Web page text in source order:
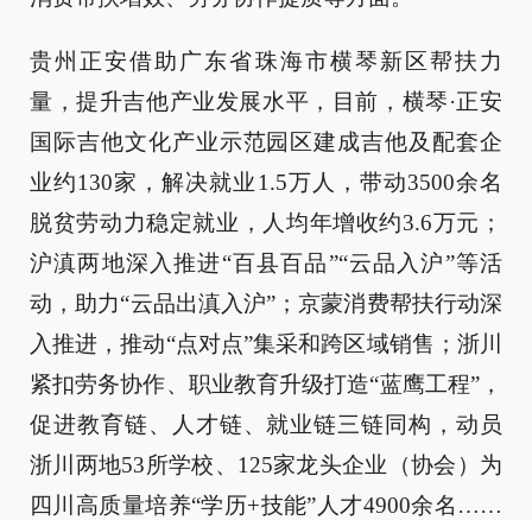
贵州正安借助广东省珠海市横琴新区帮扶力
量，提升吉他产业发展水平，目前，横琴·正安
国际吉他文化产业示范园区建成吉他及配套企
业约130家，解决就业1.5万人，带动3500余名
脱贫劳动力稳定就业，人均年增收约3.6万元；
沪滇两地深入推进“百县百品”“云品入沪”等活
动，助力“云品出滇入沪”；京蒙消费帮扶行动深
入推进，推动“点对点”集采和跨区域销售；浙川
紧扣劳务协作、职业教育升级打造“蓝鹰工程”，
促进教育链、人才链、就业链三链同构，动员
浙川两地53所学校、125家龙头企业（协会）为
四川高质量培养“学历+技能”人才4900余名……